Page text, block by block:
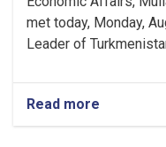
met today, Monday,
Leader of
Read more